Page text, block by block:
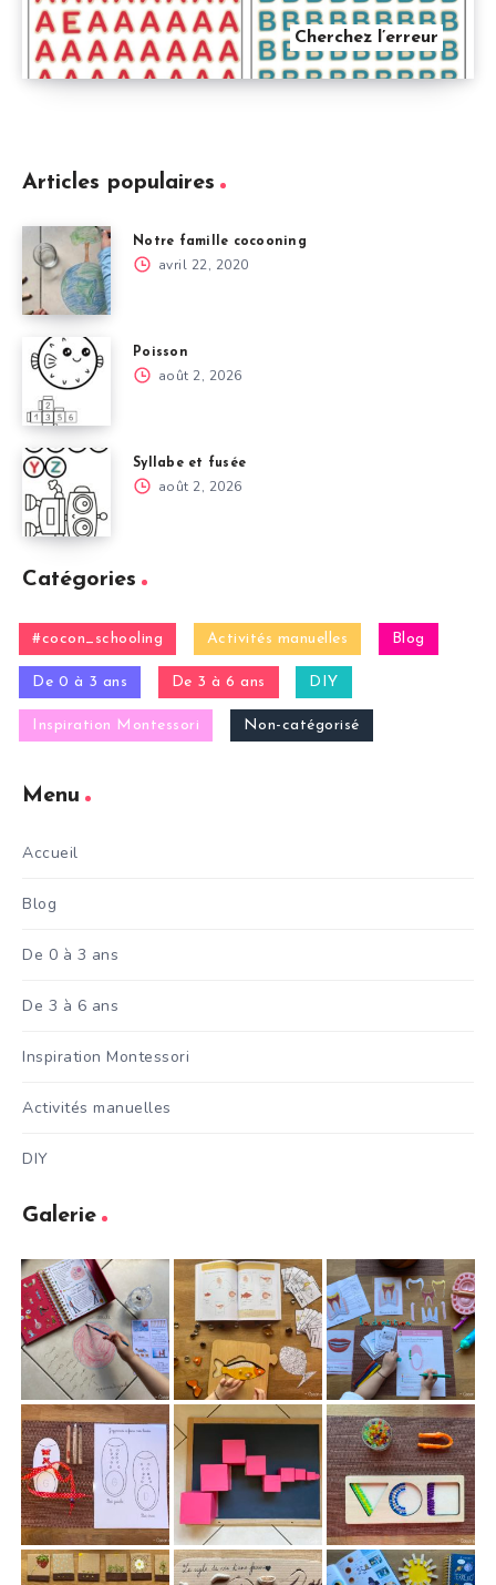
Cherchez l’erreur
Articles populaires
Notre famille cocooning
avril 22, 2020
Poisson
août 2, 2026
Syllabe et fusée
août 2, 2026
Catégories
#cocon_schooling Activités manuelles Blog
De 0 à 3 ans De 3 à 6 ans DIY
Inspiration Montessori Non-catégorisé
Menu
Accueil
Blog
De 0 à 3 ans
De 3 à 6 ans
Inspiration Montessori
Activités manuelles
DIY
Galerie